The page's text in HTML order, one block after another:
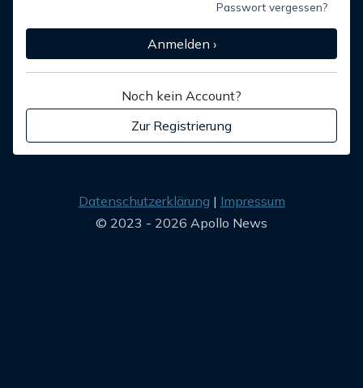
Passwort vergessen?
Anmelden ›
Noch kein Account?
Zur Registrierung
Datenschutzerklärung
Impressum
© 2023 - 2026 Apollo News